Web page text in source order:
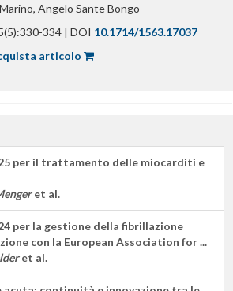
Angelo Sante Bongo
334 | DOI 10.1714/1563.17037
articolo
per il trattamento delle miocarditi e
et al.
per la gestione della fibrillazione
con la European Association for ...
et al.